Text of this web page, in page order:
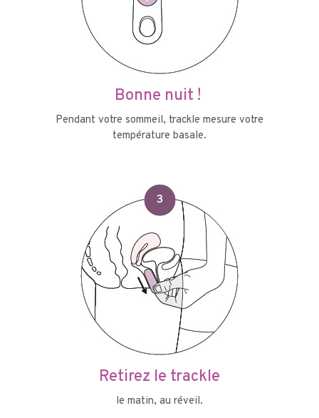
Bonne nuit !
Pendant votre sommeil, trackle mesure votre
température basale.
Retirez le trackle
le matin, au réveil.